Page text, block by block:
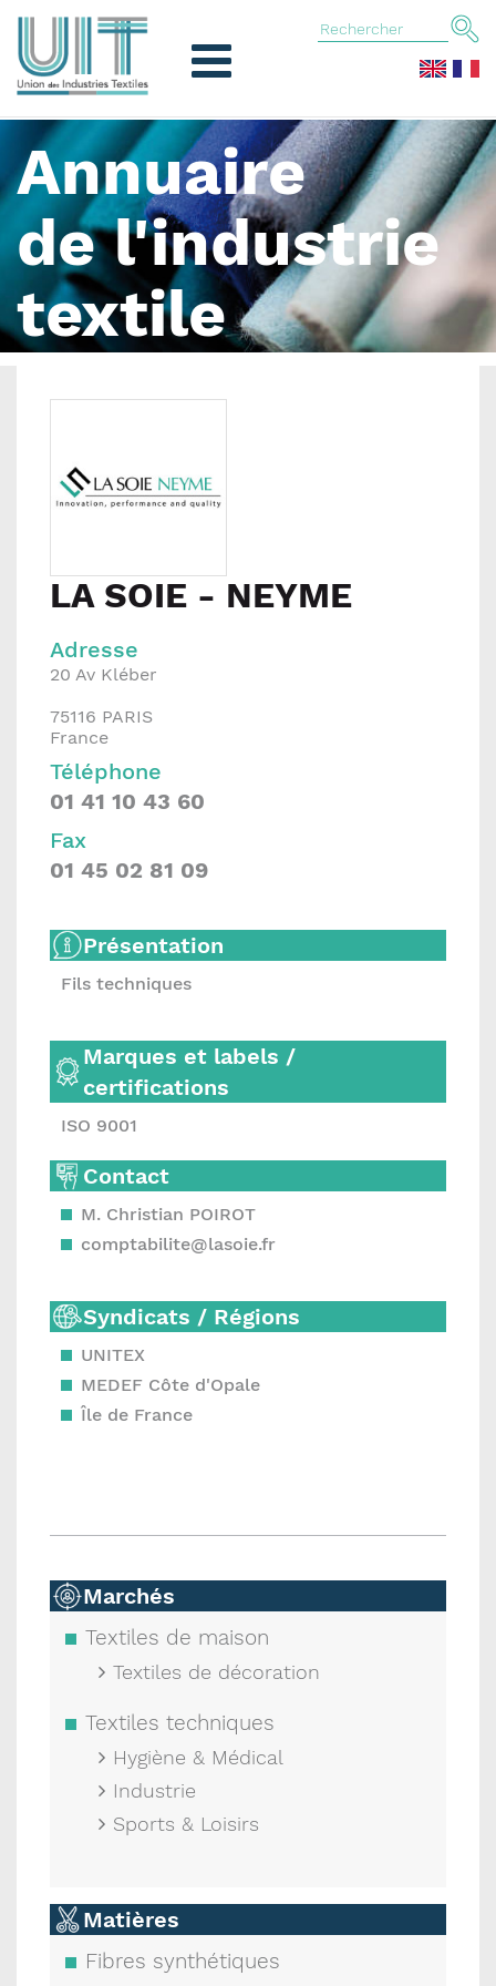
Annuaire
de l'industrie
textile
LA SOIE - NEYME
Adresse
20 Av Kléber
75116 PARIS
France
Téléphone
01 41 10 43 60
Fax
01 45 02 81 09
Présentation
Fils techniques
Marques et labels /
certifications
ISO 9001
Contact
M. Christian POIROT
comptabilite@lasoie.fr
Syndicats / Régions
UNITEX
MEDEF Côte d'Opale
Île de France
Marchés
Textiles de maison
Textiles de décoration
Textiles techniques
Hygiène & Médical
Industrie
Sports & Loisirs
Matières
Fibres synthétiques